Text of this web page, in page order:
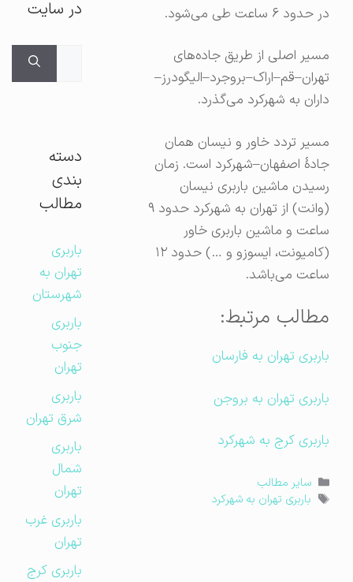
در حدود ۶ ساعت طی می‌شود.
مسیر اصلی از طریق جاده‌های
تهران–قم–اراک–بروجرد–الیگودرز–
داران به شهرکرد می‌گذرد.
مسیر تردد خاور و نیسان همان
جادهٔ اصفهان–شهرکرد است. زمان
رسیدن ماشین باربری نیسان
(وانت) از تهران به شهرکرد حدود ۹
ساعت و ماشین باربری خاور
(کامیونت، ایسوزو و …) حدود ۱۲
ساعت می‌باشد.
مطالب مرتبط:
باربری تهران به فارسان
باربری تهران به بروجن
باربری کرج به شهرکرد
دسته‌ها
سایر مطالب
برچسب‌ها
باربری تهران به شهرکرد
در سایت
دسته
بندی
مطالب
باربری
تهران به
شهرستان
باربری
جنوب
تهران
باربری
شرق تهران
باربری
شمال
تهران
باربری غرب
تهران
باربری کرج